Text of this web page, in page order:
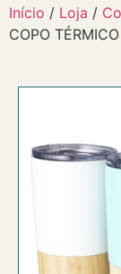
Início / Loja /
COPO